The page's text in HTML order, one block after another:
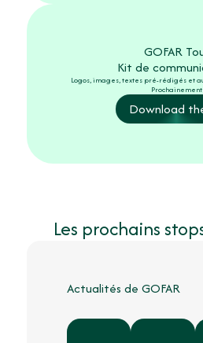
GOFAR
Kit de
Logos, images, textes pré-rédigés et
Prochainement
Download
Les prochains
Actualités de GOFAR